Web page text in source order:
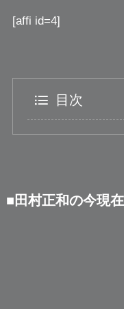
[affi id=4]
目次
■田村正和の今現在